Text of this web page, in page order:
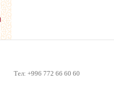
Тел: +996 772 66 60 60